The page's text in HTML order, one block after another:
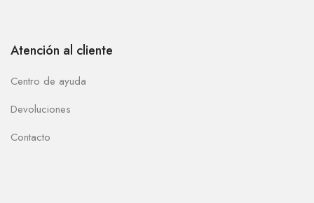
Atención al cliente
Centro de ayuda
Devoluciones
Contacto